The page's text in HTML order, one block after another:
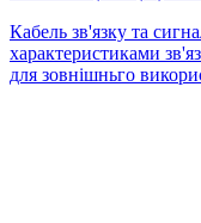
Кабель зв'язку та
характеристиками
для зовнішньго